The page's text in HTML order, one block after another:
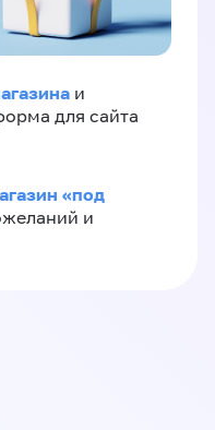
и
для сайта
«‎под
и